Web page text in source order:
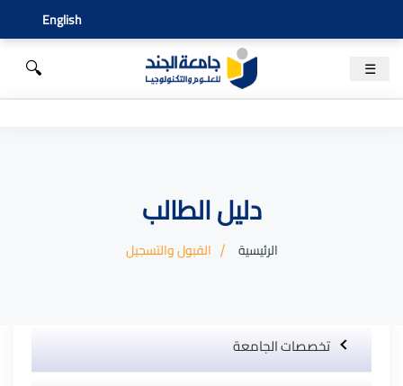
English
☰
🔍
دليل الطالب
الرئيسية القبول والتسجيل
تخصصات الجامعة